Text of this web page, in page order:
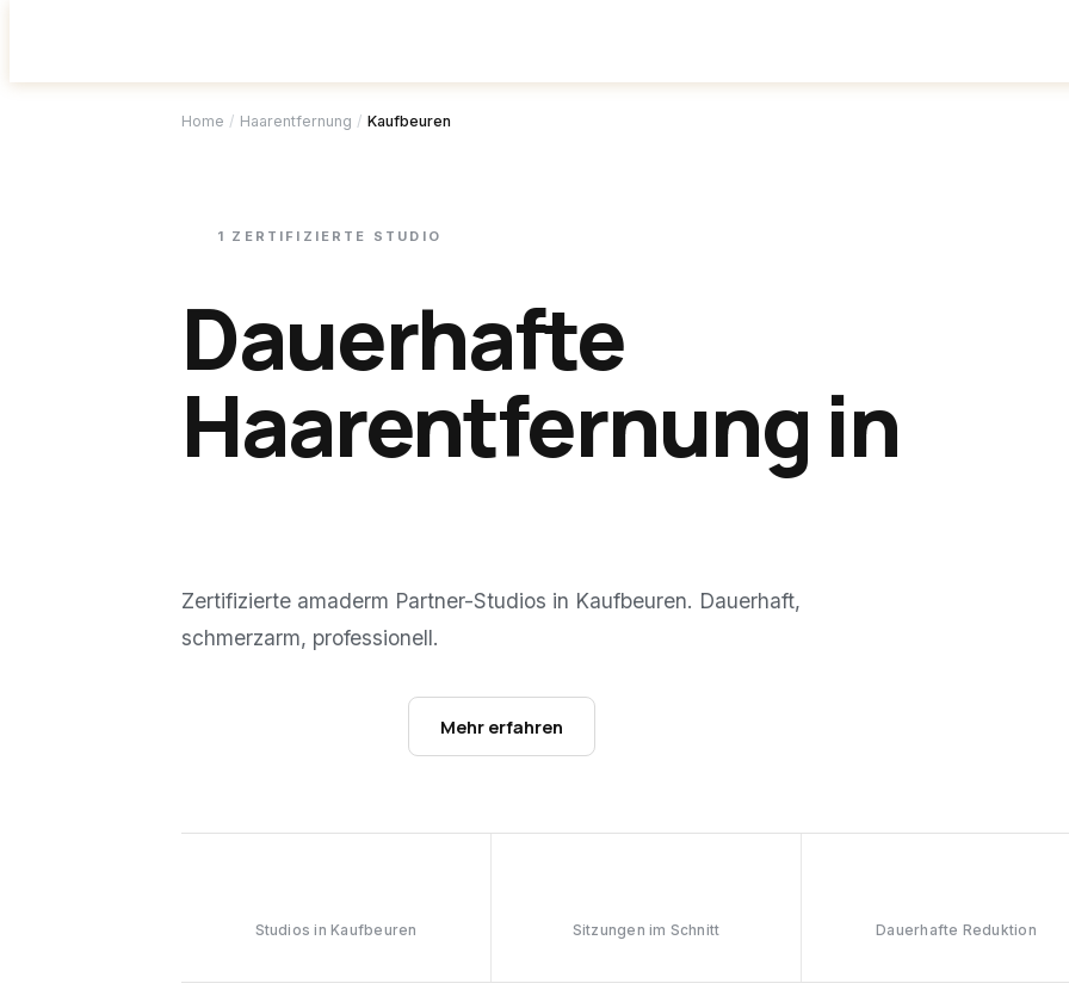
Home / Haarentfernung / Kaufbeuren
1 ZERTIFIZIERTE STUDIO
Dauerhafte
Haarentfernung in
Zertifizierte amaderm Partner-Studios in Kaufbeuren. Dauerhaft,
schmerzarm, professionell.
Mehr erfahren
Studios in Kaufbeuren Sitzungen im Schnitt Dauerhafte Reduktion